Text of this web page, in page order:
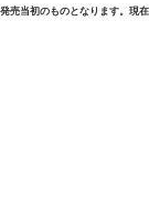
売当初のものとなります。現